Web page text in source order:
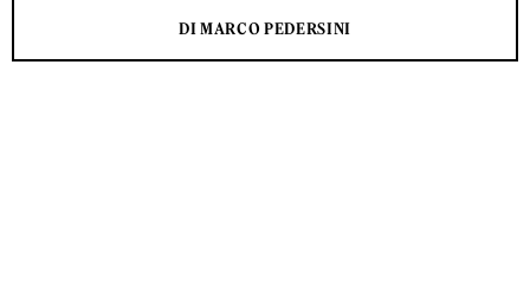
DI MARCO PEDERSINI